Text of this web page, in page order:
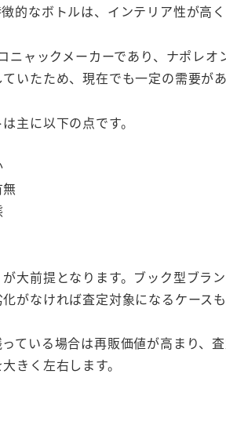
的なボトルは、インテリア性が高
ニャックメーカーであり、ナポレ
いたため、現在でも一定の需要があ
主に以下の点です。
大前提となります。ブック型ブラ
がなければ査定対象になるケース
ている場合は再販価値が高まり、
きく左右します。